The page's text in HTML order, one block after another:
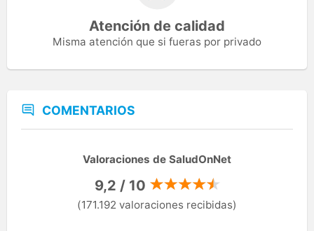
Atención de calidad
Misma atención que si fueras por privado
COMENTARIOS
Valoraciones de SaludOnNet
9,2 / 10
(171.192 valoraciones recibidas)